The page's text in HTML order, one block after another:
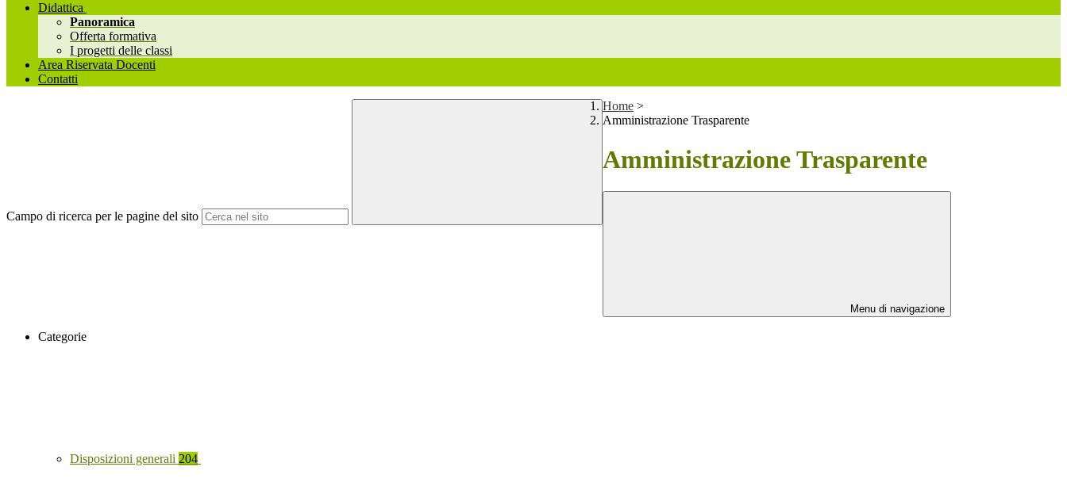
Didattica
Panoramica
Offerta formativa
I progetti delle classi
Area Riservata Docenti
Contatti
Campo di ricerca per le pagine del sito
Home >
Amministrazione Trasparente
Amministrazione Trasparente
Menu di navigazione
Categorie
Disposizioni generali 204